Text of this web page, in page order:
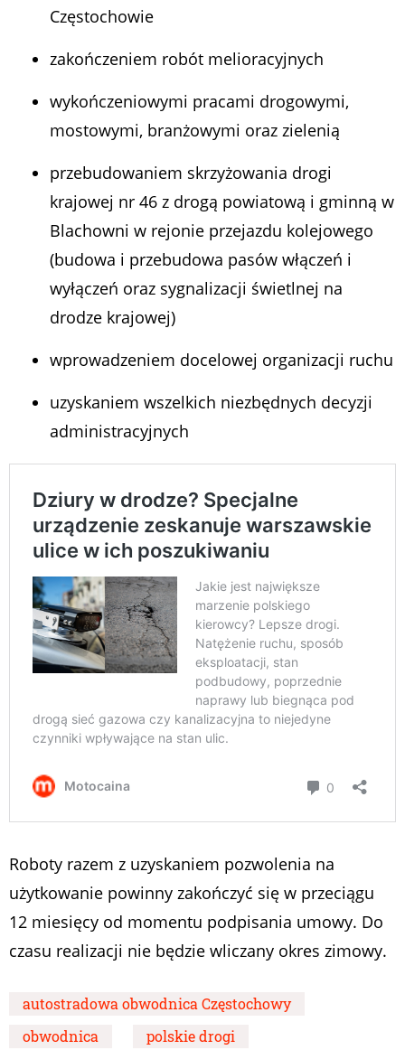
Częstochowie
zakończeniem robót melioracyjnych
wykończeniowymi pracami drogowymi,
mostowymi, branżowymi oraz zielenią
przebudowaniem skrzyżowania drogi
krajowej nr 46 z drogą powiatową i gminną w
Blachowni w rejonie przejazdu kolejowego
(budowa i przebudowa pasów włączeń i
wyłączeń oraz sygnalizacji świetlnej na
drodze krajowej)
wprowadzeniem docelowej organizacji ruchu
uzyskaniem wszelkich niezbędnych decyzji
administracyjnych
Roboty razem z uzyskaniem pozwolenia na
użytkowanie powinny zakończyć się w przeciągu
12 miesięcy od momentu podpisania umowy. Do
czasu realizacji nie będzie wliczany okres zimowy.
autostradowa obwodnica Częstochowy
obwodnica
polskie drogi